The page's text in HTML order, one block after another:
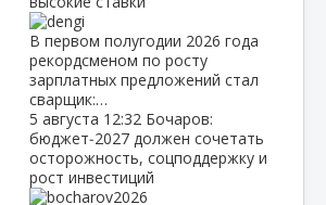
В первом полугодии 2026 года
рекордсменом по росту
зарплатных предложений стал
сварщик:…
5 августа 12:32 Бочаров:
бюджет‑2027 должен сочетать
осторожность, соцподдержку и
рост инвестиций